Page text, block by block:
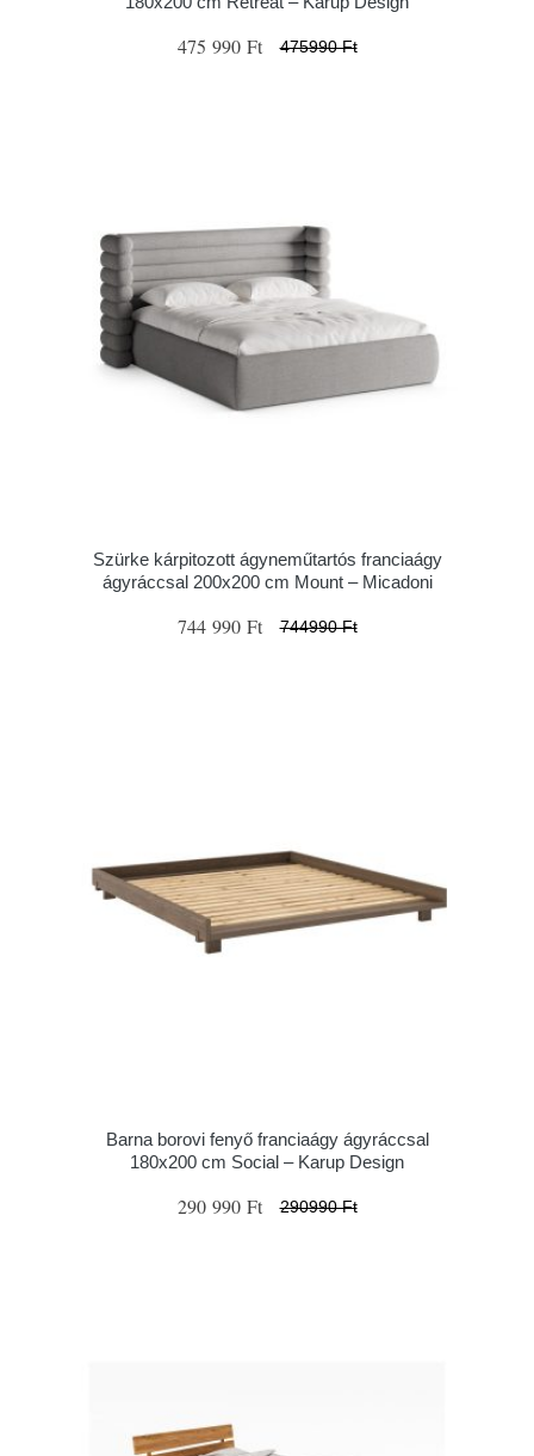
475 990 Ft 475990 Ft
Szürke kárpitozott ágyneműtartós franciaágy
ágyráccsal 200x200 cm Mount – Micadoni
744 990 Ft 744990 Ft
Barna borovi fenyő franciaágy ágyráccsal
180x200 cm Social – Karup Design
290 990 Ft 290990 Ft